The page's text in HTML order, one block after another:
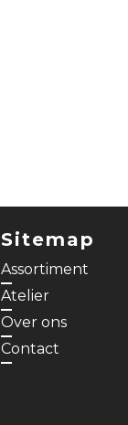
Sitemap
Assortiment
Atelier
Over ons
Contact